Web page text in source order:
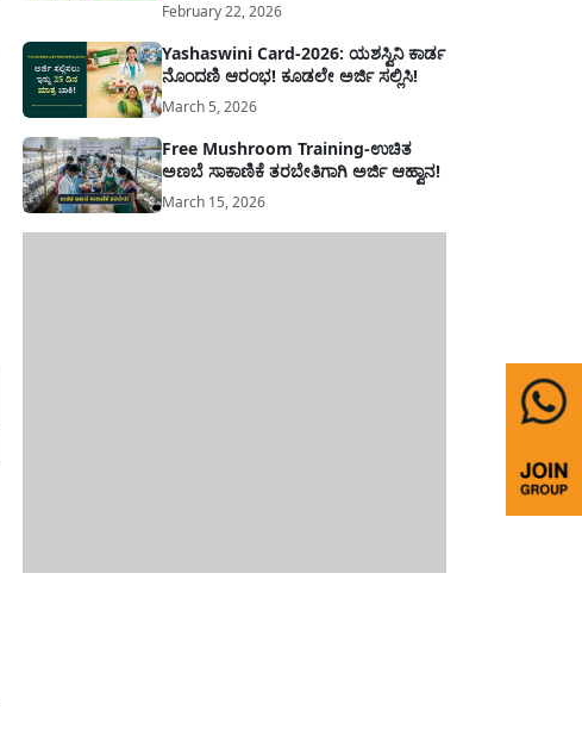
February 22, 2026
Yashaswini Card-2026: ಯಶಸ್ವಿನಿ ಕಾರ್ಡ
ನೊಂದಣಿ ಆರಂಭ! ಕೂಡಲೇ ಅರ್ಜಿ ಸಲ್ಲಿಸಿ!
March 5, 2026
Free Mushroom Training-ಉಚಿತ
ಅಣಬೆ ಸಾಕಾಣಿಕೆ ತರಬೇತಿಗಾಗಿ ಅರ್ಜಿ ಆಹ್ವಾನ!
March 15, 2026